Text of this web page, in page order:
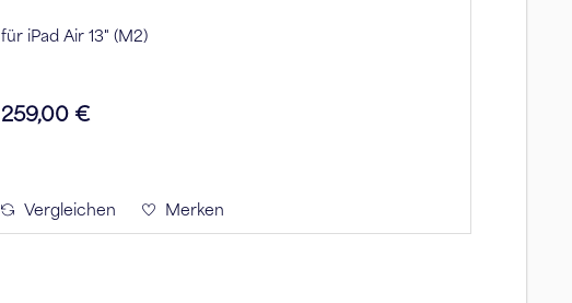
für iPad Air 13" (M2)
259,00 €
Vergleichen Merken